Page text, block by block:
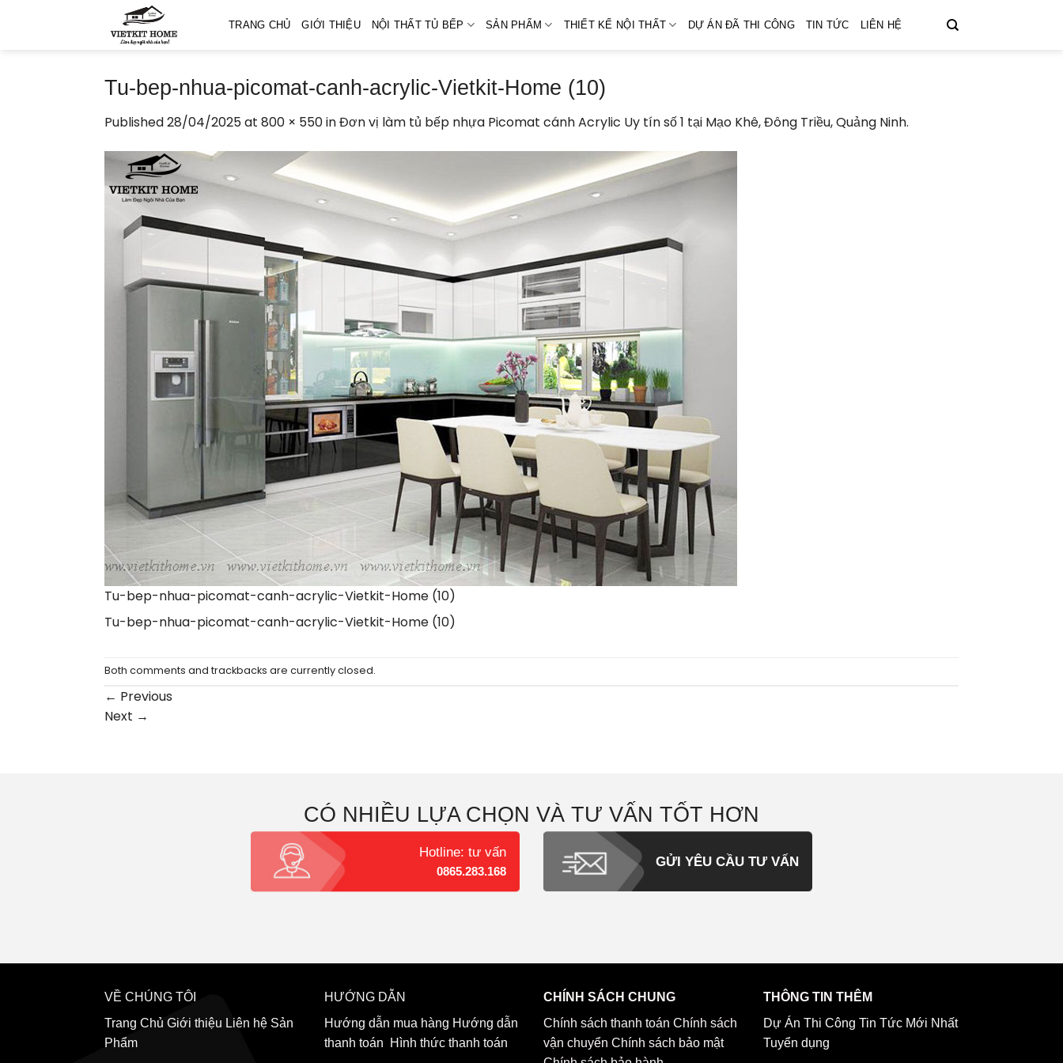
TRANG CHỦ GIỚI THIỆU NỘI THẤT TỦ BẾP SẢN PHẨM THIẾT KẾ NỘI THẤT DỰ ÁN ĐÃ THI CÔNG TIN TỨC LIÊN HỆ
Tu-bep-nhua-picomat-canh-acrylic-Vietkit-Home (10)
Published28/04/2025at 800 × 550inĐơn vị làm tủ bếp nhựa Picomat cánh Acrylic Uy tín số 1 tại Mạo Khê, Đông Triều, Quảng Ninh.
Tu-bep-nhua-picomat-canh-acrylic-Vietkit-Home (10)
Tu-bep-nhua-picomat-canh-acrylic-Vietkit-Home (10)
Both comments and trackbacks are currently closed.
← Previous
Next →
CÓ NHIỀU LỰA CHỌN VÀ TƯ VẤN TỐT HƠN
Hotline: tư vấn
0865.283.168
GỬI YÊU CẦU TƯ VẤN
VỀ CHÚNG TÔI
Trang Chủ Giới thiệu Liên hệ Sản
Phẩm
HƯỚNG DẪN
Hướng dẫn mua hàng Hướng dẫn
thanh toán
Hình thức thanh toán
CHÍNH SÁCH CHUNG
Chính sách thanh toán Chính sách
vận chuyển Chính sách bảo mật
THÔNG TIN THÊM
Dự Án Thi Công Tin Tức Mới Nhất
Tuyển dụng